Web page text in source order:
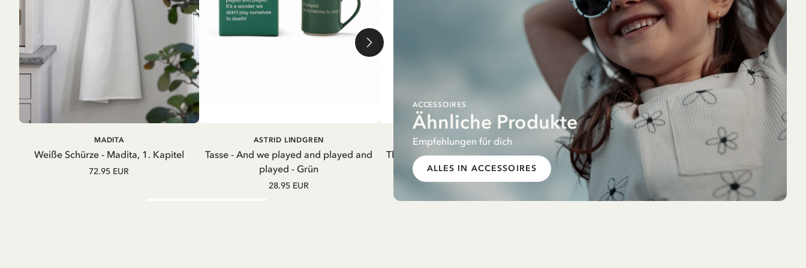
ACCESSOIRES
Ähnliche Produkte
Empfehlungen für dich
ALLES IN ACCESSOIRES
IN DEN WARENKORB
Weiße Schürze - Madita, 1. Kapitel
MADITA
72.95 EUR
IN DEN WARENKORB
Tasse - And we played and played and
played - Grün
ASTRID LINDGREN
28.95 EUR
IN DEN WARENKORB
Thermosflasche Pippi Langstrumpf im
Nachthemd Lila – 550 ml
PIPPI LANGSTRUMPF